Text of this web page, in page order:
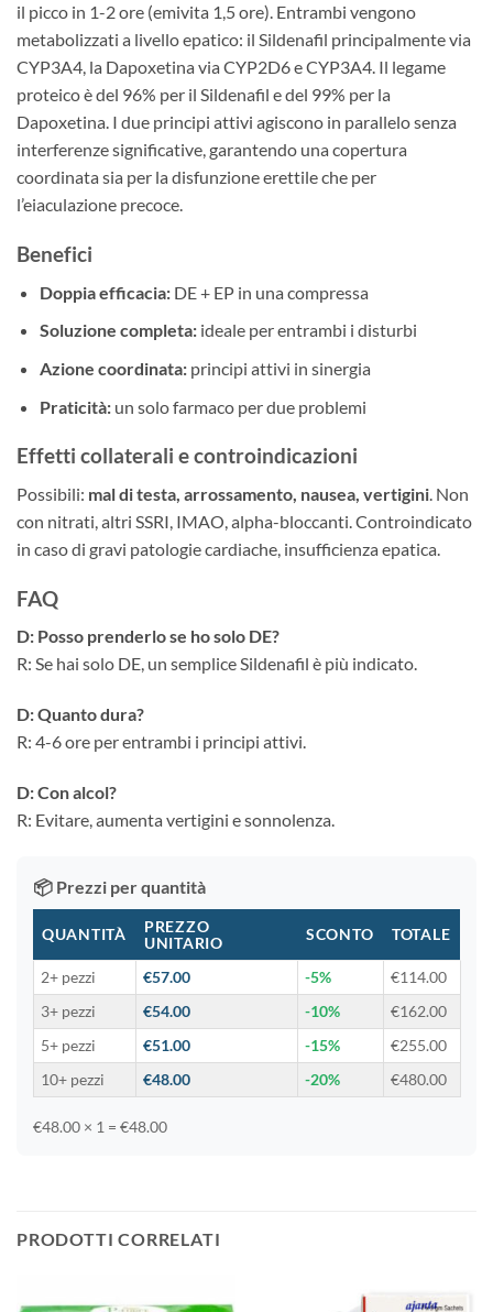
il picco in 1-2 ore (emivita 1,5 ore). Entrambi vengono
metabolizzati a livello epatico: il Sildenafil principalmente via
CYP3A4, la Dapoxetina via CYP2D6 e CYP3A4. Il legame
proteico è del 96% per il Sildenafil e del 99% per la
Dapoxetina. I due principi attivi agiscono in parallelo senza
interferenze significative, garantendo una copertura
coordinata sia per la disfunzione erettile che per
l’eiaculazione precoce.
Benefici
Doppia efficacia:DE + EP in una compressa
Soluzione completa:ideale per entrambi i disturbi
Azione coordinata:principi attivi in sinergia
Praticità:un solo farmaco per due problemi
Effetti collaterali e controindicazioni
Possibili: mal di testa, arrossamento, nausea, vertigini. Non
con nitrati, altri SSRI, IMAO, alpha-bloccanti. Controindicato
in caso di gravi patologie cardiache, insufficienza epatica.
FAQ
D: Posso prenderlo se ho solo DE?
R: Se hai solo DE, un semplice Sildenafil è più indicato.
D: Quanto dura?
R: 4-6 ore per entrambi i principi attivi.
D: Con alcol?
R: Evitare, aumenta vertigini e sonnolenza.
📦 Prezzi per quantità
QUANTITÀ
PREZZO
UNITARIO
SCONTO TOTALE
2+ pezzi €57.00 -5%
€114.00
3+ pezzi
€54.00 -10%
€162.00
5+ pezzi
€51.00 -15%
€255.00
10+ pezzi
€48.00 -20% €480.00
€48.00 × 1 = €48.00
PRODOTTI CORRELATI